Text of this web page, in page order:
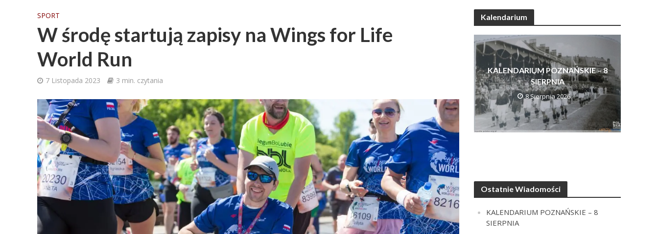
SPORT
W środę startują zapisy na Wings for Life
World Run
7 Listopada 2023 3 min. czytania
Kalendarium
KALENDARIUM POZNAŃSKIE – 8
SIERPNIA
8 Sierpnia 2026
Ostatnie Wiadomości
KALENDARIUM POZNAŃSKIE – 8
SIERPNIA